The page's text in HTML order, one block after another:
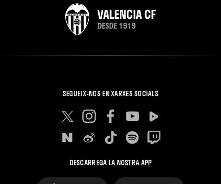
SEGUEIX-NOS EN XARXES SOCIALS
DESCARREGA LA NOSTRA APP